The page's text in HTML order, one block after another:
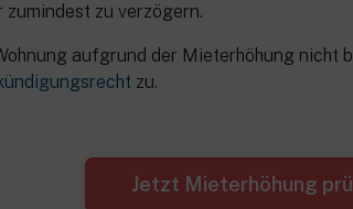
zumindest zu verzögern.
aufgrund der Mieterhöhung nicht
zu.
Jetzt Mieterhöhung